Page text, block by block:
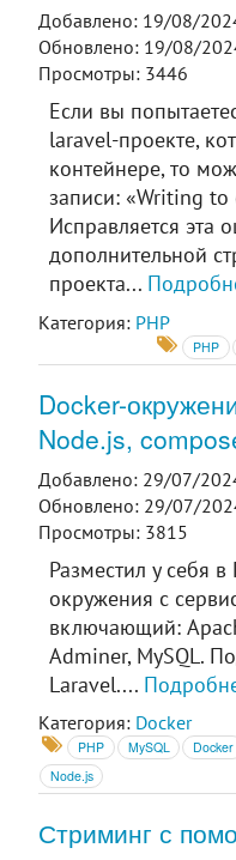
Добавлено: 19/08/
Обновлено: 19/08/
Просмотры: 3446
Если вы
laravel-проекте,
контейнере, то
записи: «Writing
Исправляется эта
дополнительной
проекта...
Категория: PHP
PHP
Docker-
Node.js,
Добавлено: 29/07/
Обновлено: 29/07/
Просмотры: 3815
Разместил у себя
окружения с
включающий:
Adminer, MySQL.
Laravel....
Категория: Docker
PHP MySQL Docker
Node.js
Стриминг с